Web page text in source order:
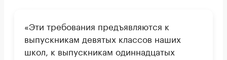
«Эти требования предъявляются к
выпускникам девятых классов наших
школ, к выпускникам одиннадцатых